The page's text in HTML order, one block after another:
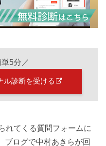
5分／
ル診断を受ける
れてくる質問フォームに
ブログで中村あきらが回